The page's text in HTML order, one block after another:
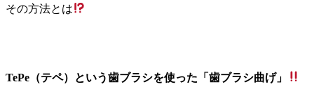
その方法とは
TePe（テペ）という歯ブラシを使った「歯ブラシ曲げ」